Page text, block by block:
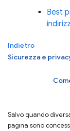
Best
Indietro
Sicurezza e
Salvo quando
pagina sono